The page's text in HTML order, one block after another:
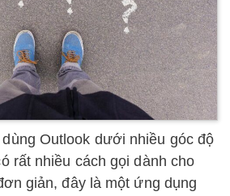
Outlook dưới nhiều góc độ
rất nhiều cách gọi dành cho
giản, đây là một ứng dụng